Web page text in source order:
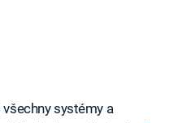
systémy a